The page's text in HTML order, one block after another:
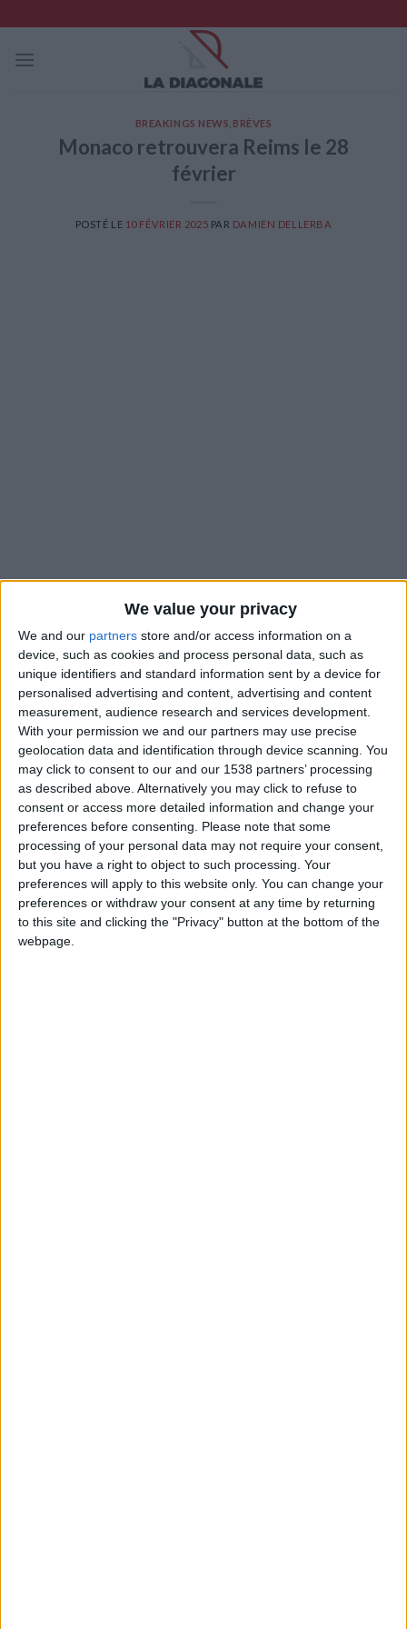
We value your privacy
We and our partners store and/or access information on a
device, such as cookies and process personal data, such as
unique identifiers and standard information sent by a device for
personalised advertising and content, advertising and content
measurement, audience research and services development.
With your permission we and our partners may use precise
geolocation data and identification through device scanning. You
may click to consent to our and our 1538 partners’ processing
as described above. Alternatively you may click to refuse to
consent or access more detailed information and change your
preferences before consenting.
Please note that some
processing of your personal data may not require your consent,
but you have a right to object to such processing. Your
preferences will apply to this website only. You can change your
preferences or withdraw your consent at any time by returning
to this site and clicking the "Privacy" button at the bottom of the
webpage.
to
content
BREAKINGS NEWS BRÈVES
Monaco retrouvera Reims le 28
février
POSTÉ LE 10 FÉVRIER 2025 PAR DAMIEN DELLERBA
La LFP vient de dévoiler une programmation partielle de la
24ejournée de Ligue 1. Monaco y affrontera le Stade de
Reims pour la troisième fois de la saison et cette rencontre se
tiendra le vendredi 28 février. Le match sera diffusé sur
DAZNà partir de 20h45.
Le communiqué précise que les autres affiches seront
programmées au plus tard le samedi 22 février, lorsque la
programmation des 8 esde finale des compétitions
européennes aura été définie.
Vendredi 28 février 2025 à 20h45 sur DAZN